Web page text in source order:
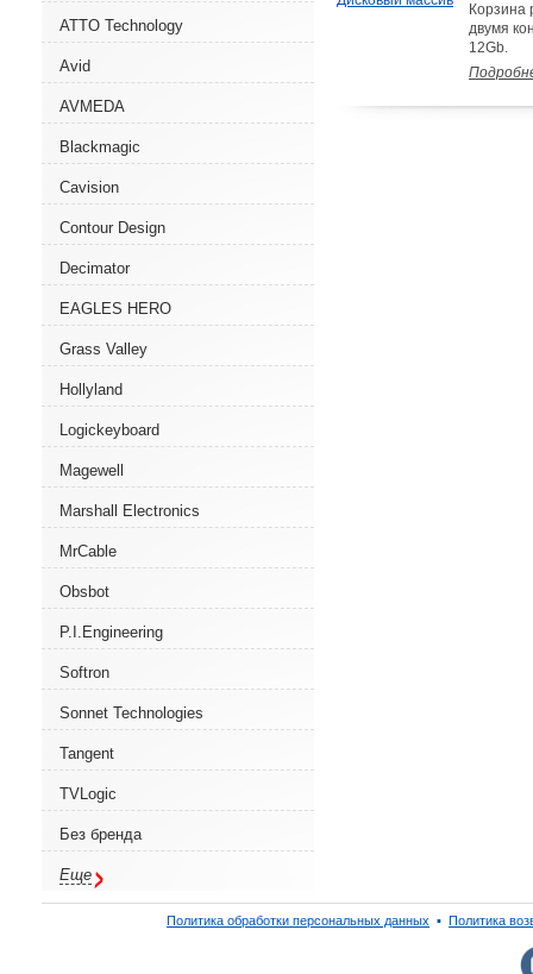
ATTO Technology
Avid
AVMEDA
Blackmagic
Cavision
Contour Design
Decimator
EAGLES HERO
Grass Valley
Hollyland
Logickeyboard
Magewell
Marshall Electronics
MrCable
Obsbot
P.I.Engineering
Softron
Sonnet Technologies
Tangent
TVLogic
Без бренда
Еще
Корзина
двумя
12Gb.
Политика обработки персональных данных ▪ Политика